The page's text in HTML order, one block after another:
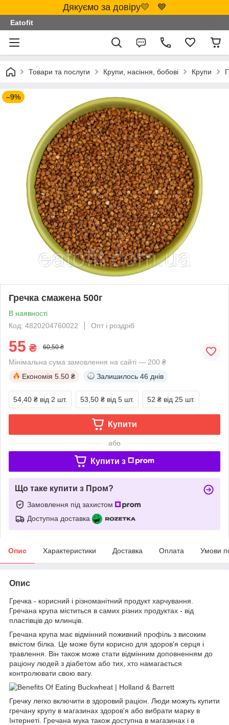
Дякуємо за довіру💛 💙
Eatofit
Товари та послуги Крупи, насіння, бобові Крупи
–9%
Гречка смажена 500г
В наявності
Код: 4820204760022
Опт і роздріб
55 ₴ 60,50 ₴
Мінімальна сума замовлення на сайті — 200 ₴
Економія 5.50 ₴ Залишилось 46 днів
54,40 ₴ від 2 шт. 53,50 ₴ від 5 шт. 52 ₴ від 25 шт.
Купити
або
Купити з
Що таке купити з Пром?
Замовлення під захистом
Доступна доставка
Опис Характеристики Доставка Оплата Умови
Опис
Гречка - корисний і різноманітний продукт харчування.
Гречана крупа міститься в самих різних продуктах - від
пластівців до млинців.
Гречана крупа має відмінний поживний профіль з високим
вмістом білка. Це може бути корисно для здоров'я серця і
травлення. Він також може стати відмінним доповненням до
раціону людей з діабетом або тих, хто намагається
контролювати свою вагу.
Гречку легко включити в здоровий раціон. Люди можуть купити
гречану крупу в магазинах здоров'я або вибрати марку в
Інтернеті. Гречана мука також доступна в магазинах і в